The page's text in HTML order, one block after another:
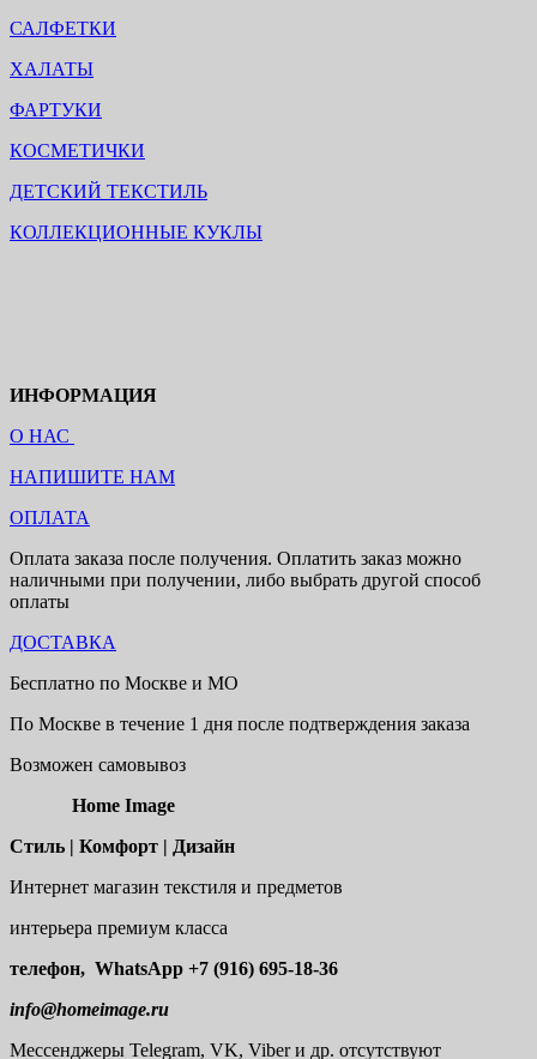
САЛФЕТКИ
ХАЛАТЫ
ФАРТУКИ
КОСМЕТИЧКИ
ДЕТСКИЙ ТЕКСТИЛЬ
КОЛЛЕКЦИОННЫЕ КУКЛЫ
ИНФОРМАЦИЯ
О НАС
НАПИШИТЕ НАМ
ОПЛАТА
Оплата заказа после получения. Оплатить заказ можно
наличными при получении, либо выбрать другой способ
оплаты
ДОСТАВКА
Бесплатно по Москве и МО
По Москве в течение 1 дня после подтверждения заказа
Возможен самовывоз
Home Image
Стиль | Комфорт | Дизайн
Интернет магазин текстиля и предметов
интерьера премиум класса
телефон, WhatsApp +7 (916) 695-18-36
info@homeimage.ru
Мессенджеры Telegram, VK, Viber и др. отсутствуют